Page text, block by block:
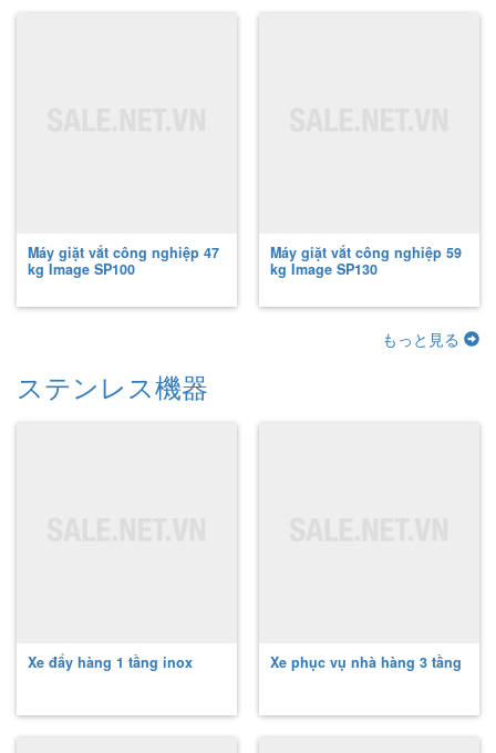
Máy giặt vắt công nghiệp 47
kg Image SP100
Máy giặt vắt công nghiệp 59
kg Image SP130
もっと見る
ステンレス機器
Xe đẩy hàng 1 tầng inox Xe phục vụ nhà hàng 3 tầng